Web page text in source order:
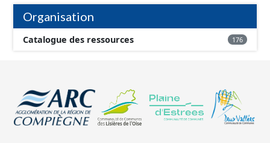
Organisation
Catalogue des ressources 176